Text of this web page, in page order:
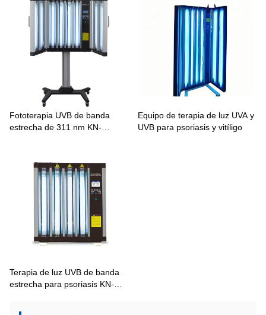
Fototerapia UVB de banda
estrecha de 311 nm KN-
Equipo de terapia de luz UVA y
UVB para psoriasis y vitíligo
Terapia de luz UVB de banda
estrecha para psoriasis KN-